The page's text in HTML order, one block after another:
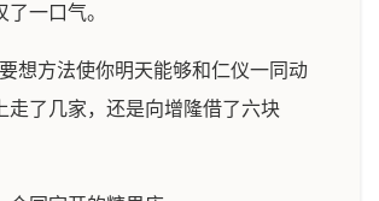
了一口气。
想方法使你明天能够和仁仪一同动
走了几家，还是向增隆借了六块